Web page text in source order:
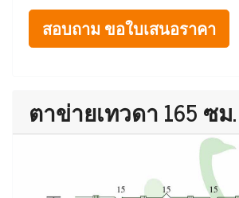
สอบถาม ขอใบเสนอราคา
ตาข่ายเทวดา 165 ซม.